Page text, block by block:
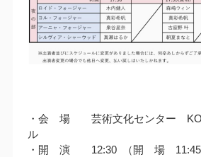
・会 場 芸術文化センター
ル
・開 演 12:30 （開 場 11:45